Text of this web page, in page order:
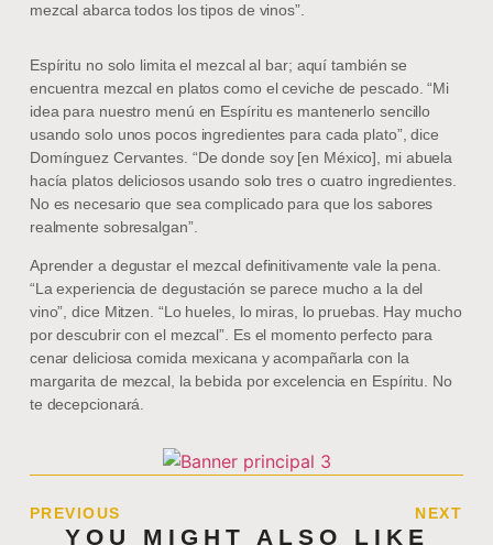
mezcal abarca todos los tipos de vinos”.
Espíritu no solo limita el mezcal al bar; aquí también se
encuentra mezcal en platos como el ceviche de pescado. “Mi
idea para nuestro menú en Espíritu es mantenerlo sencillo
usando solo unos pocos ingredientes para cada plato”, dice
Domínguez Cervantes. “De donde soy [en México], mi abuela
hacía platos deliciosos usando solo tres o cuatro ingredientes.
No es necesario que sea complicado para que los sabores
realmente sobresalgan”.
Aprender a degustar el mezcal definitivamente vale la pena.
“La experiencia de degustación se parece mucho a la del
vino”, dice Mitzen. “Lo hueles, lo miras, lo pruebas. Hay mucho
por descubrir con el mezcal”. Es el momento perfecto para
cenar deliciosa comida mexicana y acompañarla con la
margarita de mezcal, la bebida por excelencia en Espíritu. No
te decepcionará.
PREVIOUS NEXT
YOU MIGHT ALSO LIKE